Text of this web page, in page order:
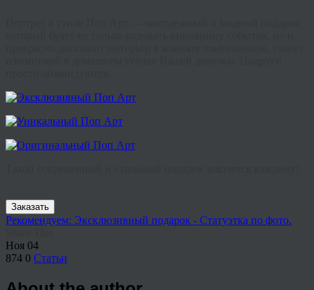
Заказать
Рекомендуем: Эксклюзивный подарок - Статуэтка по фото.
Ноя 04
874 0 Статьи